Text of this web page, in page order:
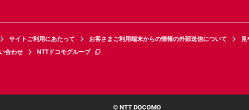
サイトご利用にあたって お客さまご利用端末からの情報の外部送信について
見
合わせ NTTドコモグループ
© NTT DOCOMO